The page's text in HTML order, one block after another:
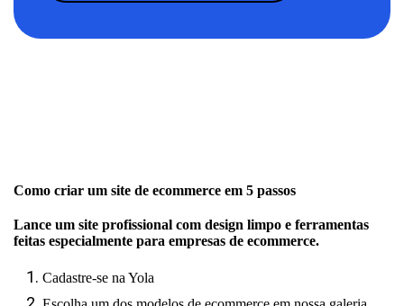
Como criar um site de ecommerce em 5 passos
Lance um site profissional com design limpo e ferramentas
feitas especialmente para empresas de ecommerce.
Cadastre-se na Yola